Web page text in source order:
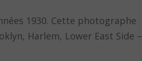
1930. Cette photographe
Harlem, Lower East Side –